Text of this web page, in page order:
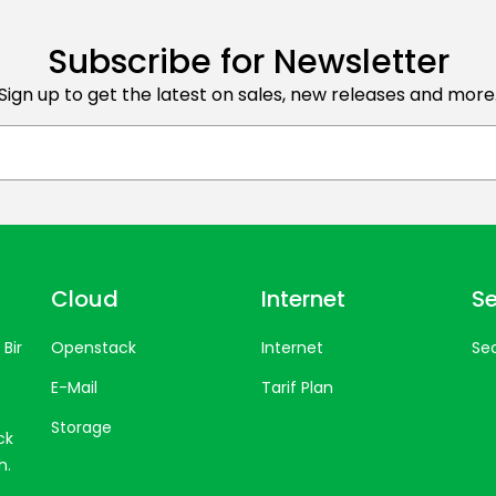
Subscribe for Newsletter
up to get the latest on sales, new releases and
Cloud
Openstack
E-Mail
Storage
Internet
Internet
Tarif Plan